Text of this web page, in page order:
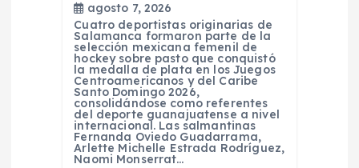
agosto 7, 2026
Cuatro deportistas originarias de
Salamanca formaron parte de la
selección mexicana femenil de
hockey sobre pasto que conquistó
la medalla de plata en los Juegos
Centroamericanos y del Caribe
Santo Domingo 2026,
consolidándose como referentes
del deporte guanajuatense a nivel
internacional. Las salmantinas
Fernanda Oviedo Guadarrama,
Arlette Michelle Estrada Rodríguez,
Naomi Monserrat…